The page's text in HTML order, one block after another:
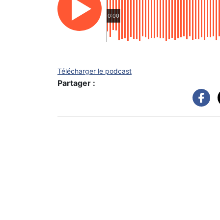
0:00
Télécharger le podcast
Partager :